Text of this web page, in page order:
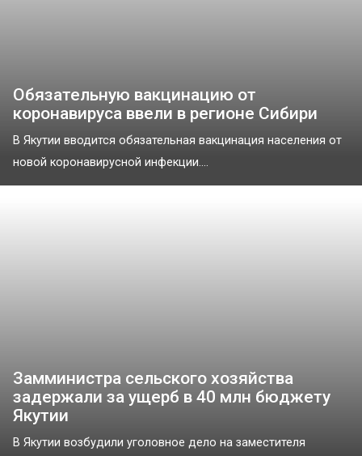
Обязательную вакцинацию от
коронавируса ввели в регионе Сибири
В Якутии вводится обязательная вакцинация населения от
новой коронавирусной инфекции....
Замминистра сельского хозяйства
задержали за ущерб в 40 млн бюджету
Якутии
В Якутии возбудили уголовное дело на заместителя